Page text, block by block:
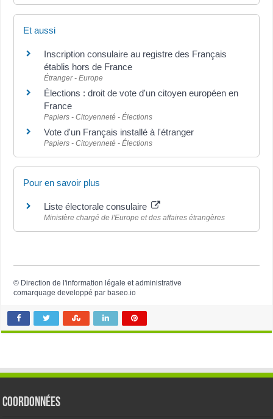
Et aussi
Inscription consulaire au registre des Français
établis hors de France
Étranger - Europe
Élections : droit de vote d'un citoyen européen en
France
Papiers - Citoyenneté - Élections
Vote d'un Français installé à l'étranger
Papiers - Citoyenneté - Élections
Pour en savoir plus
Liste électorale consulaire
Ministère chargé de l'Europe et des affaires étrangères
© Direction de l'information légale et administrative
comarquage developpé par baseo.io
Coordonnées